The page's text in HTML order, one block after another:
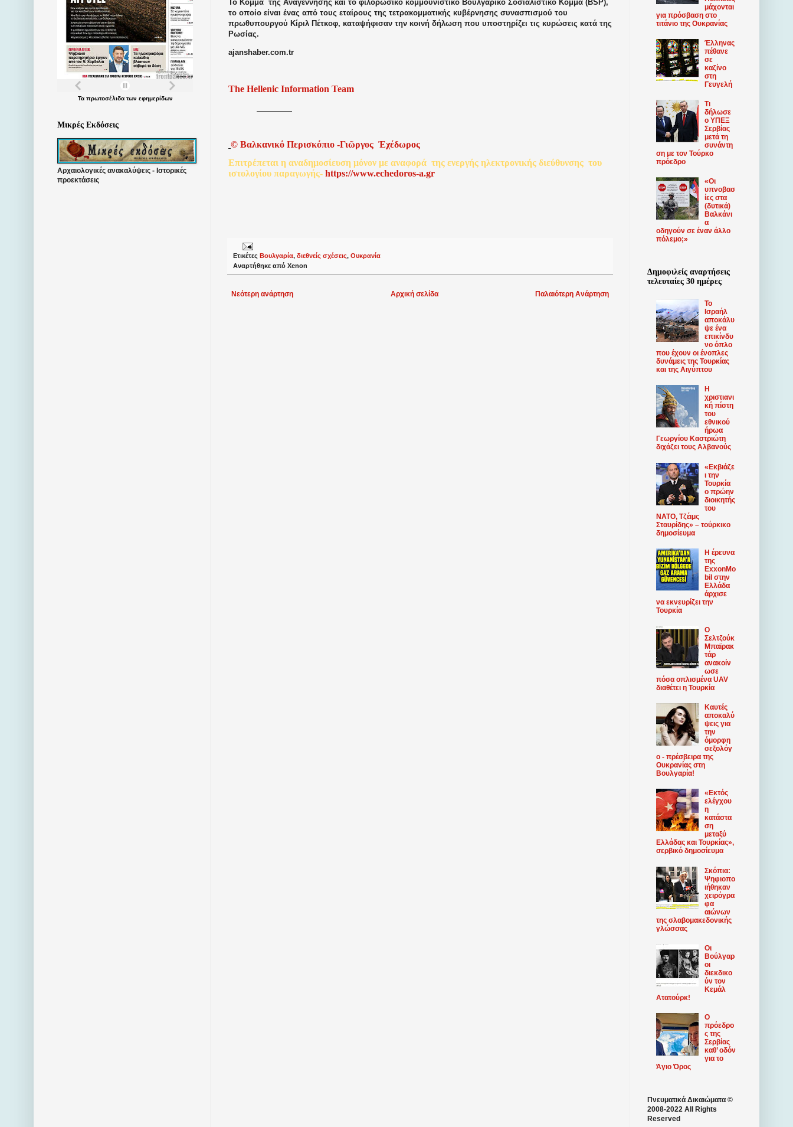
Το Κόμμα της Αναγέννησης και το φιλορωσικό κομμουνιστικό Βουλγαρικό Σοσιαλιστικό Κόμμα (BSP),
το οποίο είναι ένας από τους εταίρους της τετρακομματικής κυβέρνησης συνασπισμού του
πρωθυπουργού Κίριλ Πέτκοφ, καταψήφισαν την κοινή δήλωση που υποστηρίζει τις κυρώσεις κατά της
Ρωσίας.
ajanshaber.com.tr
The Hellenic Information Team
© Βαλκανικό Περισκόπιο -Γιῶργος Ἐχέδωρος
Επιτρέπεται η αναδημοσίευση μόνον με αναφορά της ενεργής ηλεκτρονικής διεύθυνσης του
ιστολογίου παραγωγής- https://www.echedoros-a.gr
Ετικέτες Βουλγαρία, διεθνείς σχέσεις, Ουκρανία
Αναρτήθηκε από Xenon
Νεότερη ανάρτηση Παλαιότερη Ανάρτηση
Αρχική σελίδα
Τα πρωτοσέλιδατων εφημερίδων
Μικρές Εκδόσεις
Αρχαιολογικές ανακαλύψεις - Ιστορικές
προεκτάσεις
μάχονται
για πρόσβαση στο
τιτάνιο της Ουκρανίας
Έλληνας
πέθανε
σε
καζίνο
στη
Γευγελή
Τι
δήλωσε
ο ΥΠΕΞ
Σερβίας
μετά τη
συνάντη
ση με τον Τούρκο
πρόεδρο
«Οι
υπνοβασ
ίες στα
(δυτικά)
Βαλκάνι
α
οδηγούν σε έναν άλλο
πόλεμο;»
Δημοφιλείς αναρτήσεις
τελευταίες 30 ημέρες
Το
Ισραήλ
αποκάλυ
ψε ένα
επικίνδυ
νο όπλο
που έχουν οι ένοπλες
δυνάμεις της Τουρκίας
και της Αιγύπτου
Η
χριστιανι
κή πίστη
του
εθνικού
ήρωα
Γεωργίου Καστριώτη
διχάζει τους Αλβανούς
«Εκβιάζε
ι την
Τουρκία
ο πρώην
διοικητής
του
ΝΑΤΟ, Τζέιμς
Σταυρίδης» – τούρκικο
δημοσίευμα
Η έρευνα
της
ExxonMo
bil στην
Ελλάδα
άρχισε
να εκνευρίζει την
Τουρκία
Ο
Σελτζούκ
Μπαϊρακ
τάρ
ανακοίν
ωσε
πόσα οπλισμένα UAV
διαθέτει η Τουρκία
Καυτές
αποκαλύ
ψεις για
την
όμορφη
σεξολόγ
ο - πρέσβειρα της
Ουκρανίας στη
Βουλγαρία!
«Εκτός
ελέγχου
η
κατάστα
ση
μεταξύ
Ελλάδας και Τουρκίας»,
σερβικό δημοσίευμα
Σκόπια:
Ψηφιοπο
ιήθηκαν
χειρόγρα
φα
αιώνων
της σλαβομακεδονικής
γλώσσας
Οι
Βούλγαρ
οι
διεκδικο
ύν τον
Κεμάλ
Ατατούρκ!
Ο
πρόεδρο
ς της
Σερβίας
καθ’ οδόν
για το
Άγιο Όρος
Πνευματικά Δικαιώματα ©
2008-2022 All Rights
Reserved